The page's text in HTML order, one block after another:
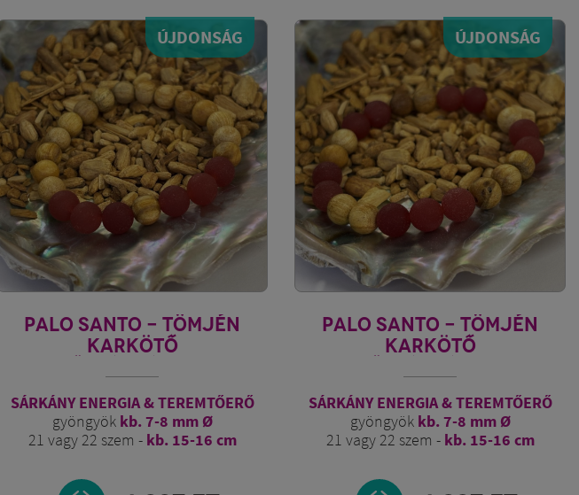
ÚJDONSÁG
PALO SANTO - TÖMJÉN
KARKÖTŐ
SÁRKÁNY ENERGIA & TEREMTŐERŐ
gyöngyök kb. 7-8 mm Ø
21 vagy 22 szem - kb. 15-16 cm
ÚJDONSÁG
PALO SANTO - TÖMJÉN
KARKÖTŐ
SÁRKÁNY ENERGIA & TEREMTŐERŐ
gyöngyök kb. 7-8 mm Ø
21 vagy 22 szem - kb. 15-16 cm